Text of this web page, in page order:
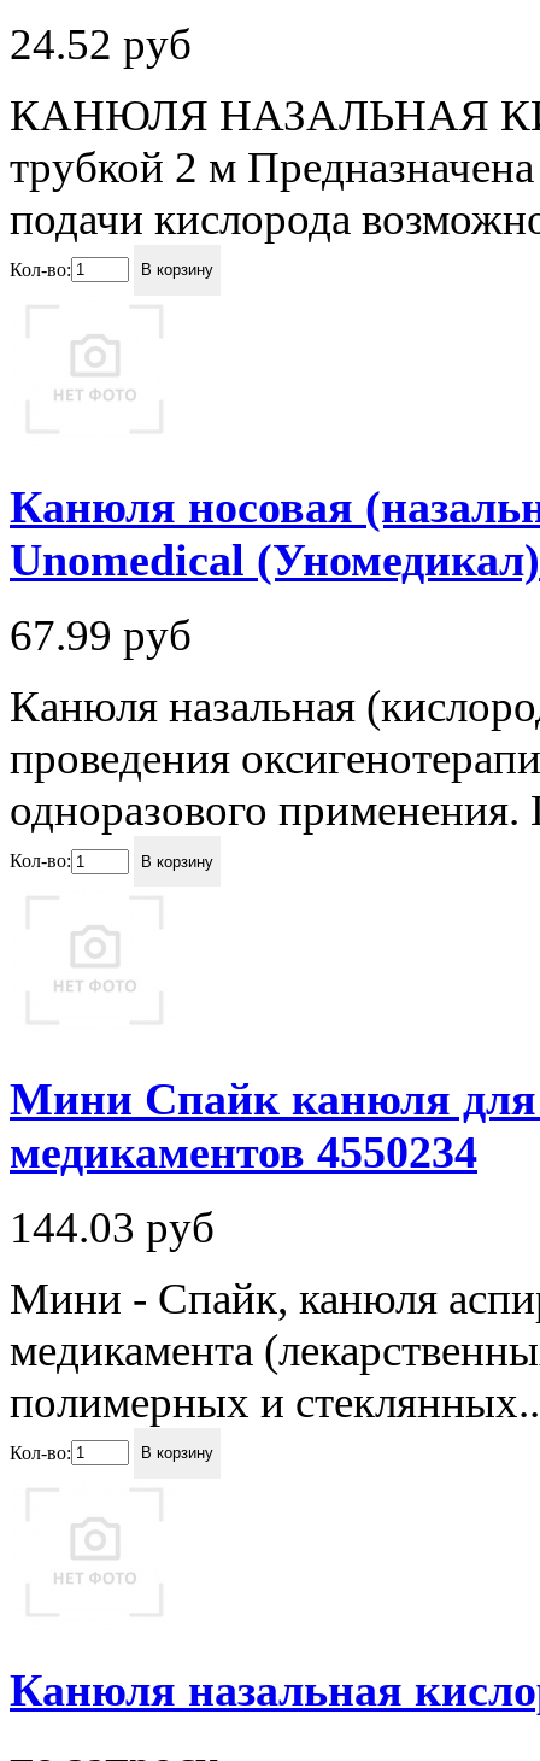
24.52 руб
КАНЮЛЯ НАЗАЛЬНАЯ
трубкой 2 м
подачи кислорода
Кол-во: В корзину
Канюля носовая
Unomedical
67.99 руб
Канюля назальная
проведения
одноразового применения.
Кол-во: В корзину
Мини Спайк канюля для
медикаментов 4550234
144.03 руб
Мини - Спайк, канюля
медикамента
полимерных и
Кол-во: В корзину
Канюля назальная